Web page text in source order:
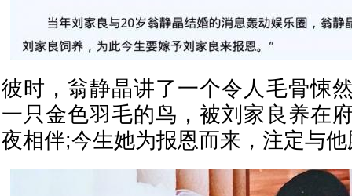
彼时，翁静晶讲了一个令人毛骨悚
一只金色羽毛的鸟，被刘家良养在
夜相伴;今生她为报恩而来，注定与